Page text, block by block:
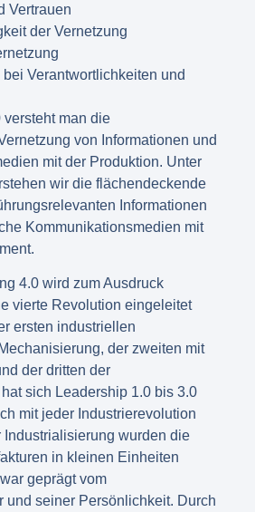
Vertrauen
der Vernetzung
Verantwortlichkeiten und
versteht man die
von Informationen und
mit der Produktion. Unter
wir die flächendeckende
Informationen
Kommunikationsmedien mit
4.0 wird zum Ausdruck
vierte Revolution eingeleitet
ersten industriellen
der zweiten mit
der dritten der
sich Leadership 1.0 bis 3.0
mit jeder Industrierevolution
Industrialisierung wurden die
in kleinen Einheiten
geprägt vom
und seiner Persönlichkeit. Durch